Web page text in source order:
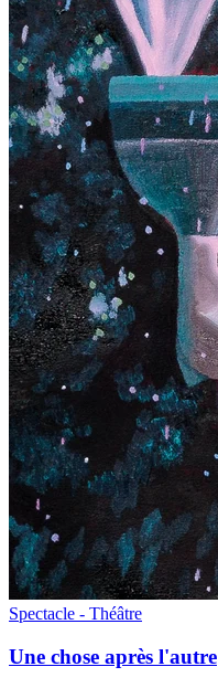
Spectacle - Théâtre
Une chose après l'autre